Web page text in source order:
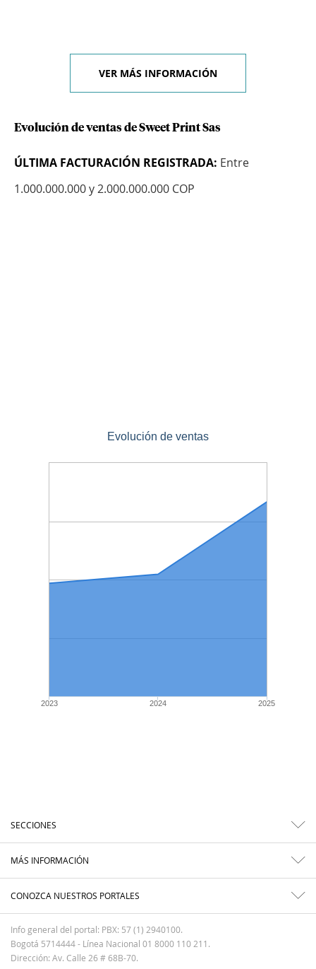
VER MÁS INFORMACIÓN
Evolución de ventas de Sweet Print Sas
ÚLTIMA FACTURACIÓN REGISTRADA: Entre
1.000.000.000 y 2.000.000.000 COP
Evolución de ventas
2023 2024 2025
SECCIONES
MÁS INFORMACIÓN
CONOZCA NUESTROS PORTALES
Info general del portal: PBX: 57 (1) 2940100.
Bogotá 5714444 - Línea Nacional 01 8000 110 211.
Dirección: Av. Calle 26 # 68B-70.